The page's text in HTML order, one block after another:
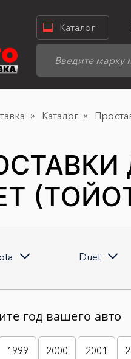
Каталог
Каталог
Duet
год вашего авто
1999 2000 2001